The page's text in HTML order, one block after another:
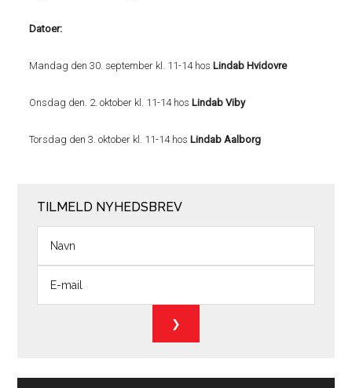
Datoer:
Mandag den 30. september kl. 11-14 hos Lindab Hvidovre
Onsdag den. 2. oktober kl. 11-14 hos Lindab Viby
Torsdag den 3. oktober kl. 11-14 hos Lindab Aalborg
TILMELD NYHEDSBREV